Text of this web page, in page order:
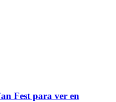
Fest para ver en